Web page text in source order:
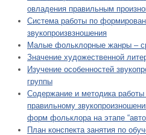
овладения правильным
Система работы по
звукопроизвзношения
Малые фольклорные жанры –
Значение художественной
Изучение особенностей
группы
Содержание и методика
правильному
форм фольклора на этапе
План конспекта занятия по